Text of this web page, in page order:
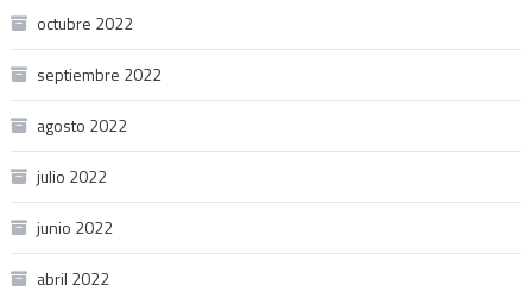
octubre 2022
septiembre 2022
agosto 2022
julio 2022
junio 2022
abril 2022